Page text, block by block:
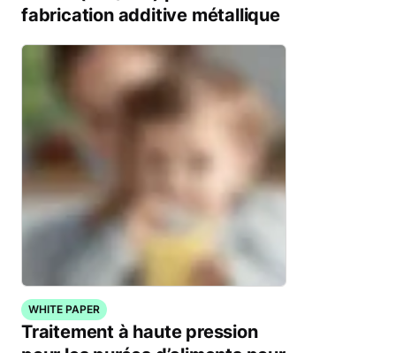
fabrication additive métallique
WHITE PAPER
Traitement à haute pression